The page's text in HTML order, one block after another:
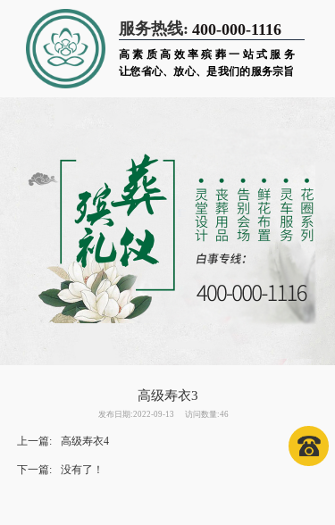
服务热线: 400-000-1116
高素质高效率殡葬一站式服务
让您省心、放心、是我们的服务宗旨
高级寿衣3
发布日期:2022-09-13 访问数量:46
上一篇: 高级寿衣4
下一篇: 没有了！